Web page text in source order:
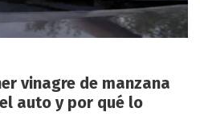
vinagre de manzana
auto y por qué lo